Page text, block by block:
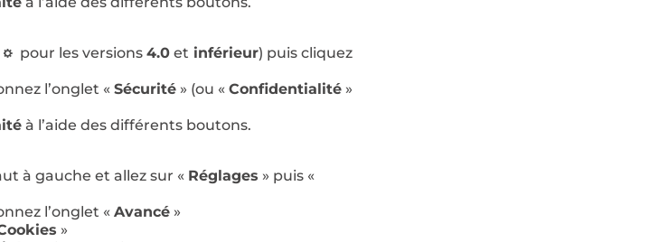
pour les versions 4.0 et inférieur) puis cliquez
l’onglet « Sécurité » (ou « Confidentialité »
à l’aide des différents boutons.
à gauche et allez sur « Réglages » puis «
l’onglet « Avancé »
»